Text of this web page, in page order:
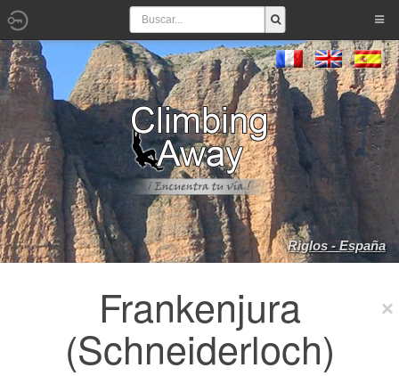
Riglos - España
Frankenjura
(Schneiderloch)